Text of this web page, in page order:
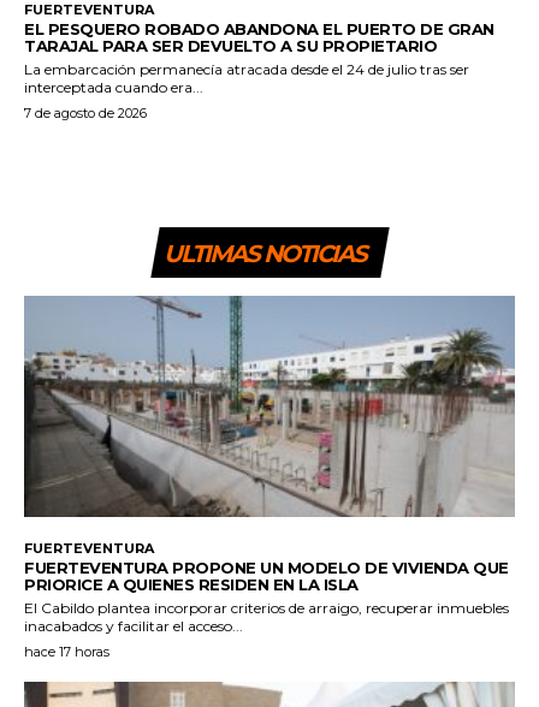
FUERTEVENTURA
EL PESQUERO ROBADO ABANDONA EL PUERTO DE GRAN
TARAJAL PARA SER DEVUELTO A SU PROPIETARIO
La embarcación permanecía atracada desde el 24 de julio tras ser
interceptada cuando era...
7 de agosto de 2026
ULTIMAS NOTICIAS
FUERTEVENTURA
FUERTEVENTURA PROPONE UN MODELO DE VIVIENDA QUE
PRIORICE A QUIENES RESIDEN EN LA ISLA
El Cabildo plantea incorporar criterios de arraigo, recuperar inmuebles
inacabados y facilitar el acceso...
hace 17 horas